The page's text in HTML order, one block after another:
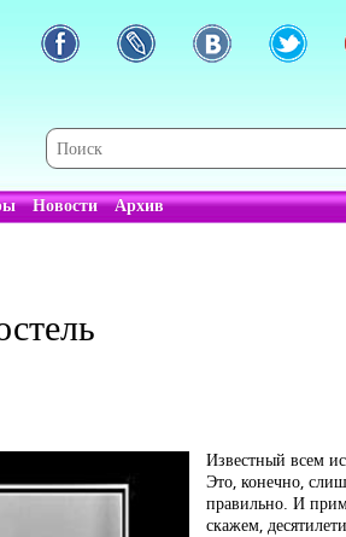
Новости Архив
Известный всем
Это, конечно,
правильно. И
скажем,